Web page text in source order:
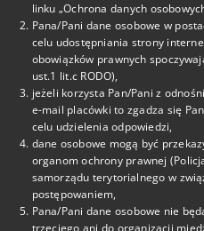
tel. 22-825-69-15
tel. 22-825-69-29
tel. 725-460-302
cku1@eduwarszawa.pl
Adres
Centrum Kształcenia
linku „Ochrona danych
Pana/Pani dane osobowe w
celu udostępniania strony
obowiązków prawnych
ust.1 lit.c RODO),
jeżeli korzysta Pan/Pani z
e-mail placówki to zgadza się
celu udzielenia odpowiedzi,
dane osobowe mogą być
organom ochrony prawnej
samorządu terytorialnego w
postępowaniem,
Pana/Pani dane osobowe nie
trzeciego ani do organizacji